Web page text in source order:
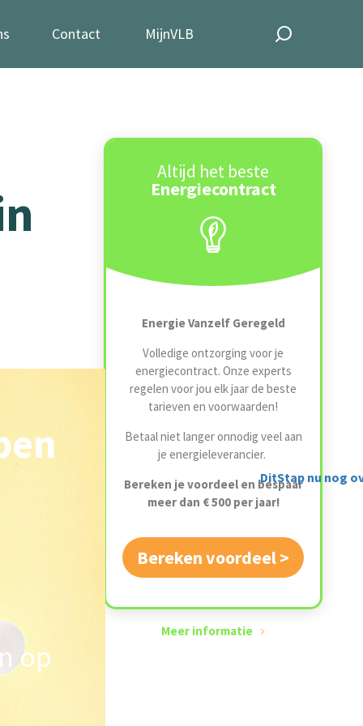
Contact MijnVLB
Altijd het beste
Energiecontract
Energie Vanzelf Geregeld
Volledige ontzorging voor je
energiecontract. Onze experts
regelen voor jou elk jaar de beste
tarieven en voorwaarden!
Betaal niet langer onnodig veel aan
je energieleverancier.
Bereken je voordeel en bespaar
meer dan € 500 per jaar!
Bereken voordeel >
Meer informatie
op
DitStap nu nog